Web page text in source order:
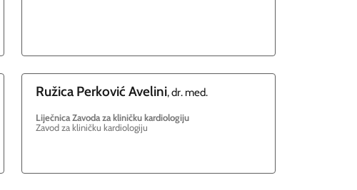
Ružica Perković Avelini, dr. med.
Liječnica Zavoda za kliničku kardiologiju
Zavod za kliničku kardiologiju